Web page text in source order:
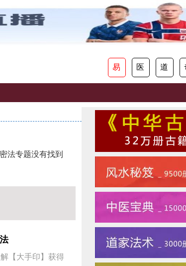
易 医 道
法专题没有找到
【大手印】获得